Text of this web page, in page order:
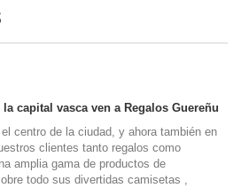
capital vasca ven a Regalos Guereñu
centro de la ciudad, y ahora también en
clientes tanto regalos como
amplia gama de productos de
todo sus divertidas camisetas ,